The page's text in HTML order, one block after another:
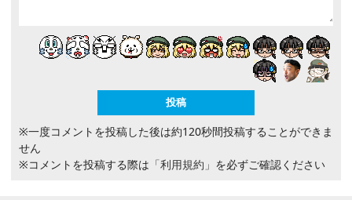
※一度コメントを投稿した後は約120秒間投稿することができま
せん
※コメントを投稿する際は 「利用規約」 を必ずご確認ください